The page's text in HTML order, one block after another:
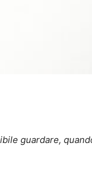
guardare,